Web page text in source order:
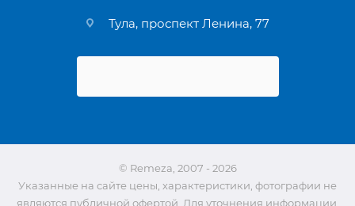
Тула, проспект Ленина, 77
© Remeza, 2007 - 2026
Указанные на сайте цены, характеристики, фотографии не
являются публичной офертой. Для уточнения информации,